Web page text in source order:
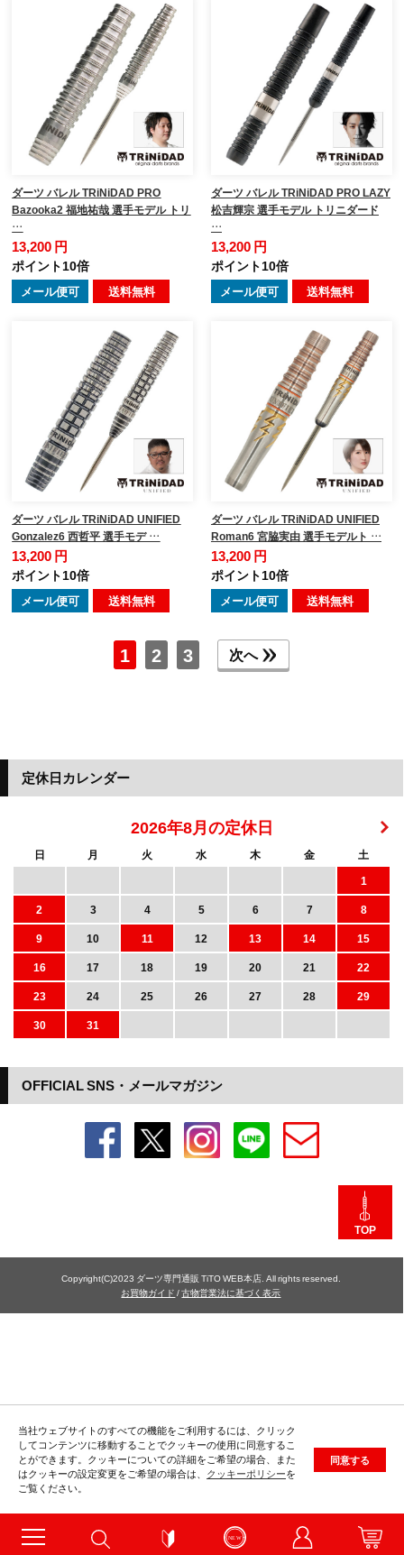
ダーツ バレル TRiNiDAD PRO
Bazooka2 福地祐哉 選手モデル トリ
…
13,200 円
ポイント10倍
メール便可 送料無料
ダーツ バレル TRiNiDAD PRO LAZY
松吉輝宗 選手モデル トリニダード
…
13,200 円
ポイント10倍
メール便可 送料無料
ダーツ バレル TRiNiDAD UNIFIED
Gonzalez6 西哲平 選手モデ …
13,200 円
ポイント10倍
メール便可 送料無料
ダーツ バレル TRiNiDAD UNIFIED
Roman6 宮脇実由 選手モデルト …
13,200 円
ポイント10倍
メール便可 送料無料
1 2 3 次へ
当社ウェブサイトのすべての機能をご利用するには、クリック
してコンテンツに移動することでクッキーの使用に同意するこ
とができます。クッキーについての詳細をご希望の場合、また
はクッキーの設定変更をご希望の場合は、 クッキーポリシーを
ご覧ください。
同意する
OFFICIAL SNS・メールマガジン
定休日カレンダー
2026年8月の定休日
日 月 火 水 木 金
土
1
2
3 4 5 6 7
8
9
10 11 12 13 14
15
16
17 18 19 20 21
22
23
24 25 26 27 28
29
30
31
TOP
Copyright(C)2023 ダーツ専門通販 TiTO WEB本店. All rights reserved.
お買物ガイド /古物営業法に基づく表示